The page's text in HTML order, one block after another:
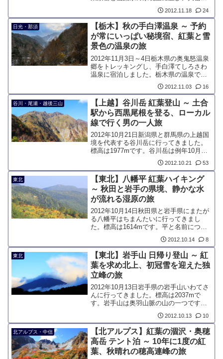
と御前山と共に奥多摩三山おくたまさん
ざんと呼ばれています。桧原都民の森か
ら比較的簡単に登れる山ですが、奥多摩
湖から縦走できるコースがあります。
2012.11.18 24
日光・那須
【栃木】秋の手白澤温泉 ～ 予約
が常にいっぱい秘境宿、紅葉と雪
景色の温泉の旅
2012年11月3日～4日栃木県の奥鬼怒温泉
郷をトレッキングし、手白澤てしろさわ
温泉に宿泊しました。栃木県の温泉で有
名な鬼怒川温泉、湯西川温泉などがあり
ますが、手白沢温泉はさらに奥地にあり
ます。手白澤温泉は奥鬼怒の端っこにあ
り、歩いてしか行...
2012.11.03 16
谷川・尾瀬・越後三山
【上越】谷川岳 紅葉登山 ～ 土合
駅から西黒尾根を登る、ローカル
線で行く男の一人旅
2012年10月21日新潟県と群馬県の上越国
境を代表する谷川岳に行ってきました。
標高は1977mです。谷川岳は例年10月中
旬ごろに紅葉の見ごろを迎えます。高度
経済成長期には、その登攀記録が新聞の
面を飾るほどだったとか。日本の登山史
における重要な山です。
2012.10.21 53
東北
【東北】八幡平 紅葉ハイキング
～ 秋田と岩手の県境、静かな水
が流れる湿原の旅
2012年10月14日秋田県と岩手県にまたが
る八幡平はちまんたいに行ってきまし
た。標高は1614mです。平と名前につい
てる通り、山頂一体の地形は緩やかに形
成されているのが特徴です。東北地方の
霧ヶ峰という表現が正しいでしょうか。
岩手山のような...
2012.10.14 8
東北
【東北】岩手山 日帰り登山 ～ 紅
葉を求め北上、初冠雪を迎えた独
立峰の旅
2012年10月13日岩手県の岩手山いわてさ
んに行ってきました。標高は2037mで
す。岩手山は奥羽山脈の山の一つです
が、主稜から離れた場所に位置している
ため、富士山のような独立峰をしていま
す。県庁所在地の盛岡市から眺めること
ができ、岩手県の...
2012.10.13 10
北アルプス・中信
【北アルプス】紅葉の涸沢・奥穂
高岳 テント泊 ～ 10年に1度の紅
葉、秋晴れの穂高連峰の旅